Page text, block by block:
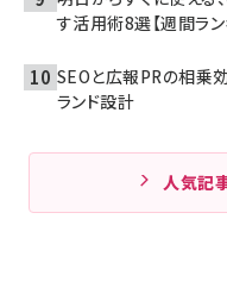
す活用術8選【週間ラン
SEOと広報PRの相乗
ランド設計
人気記